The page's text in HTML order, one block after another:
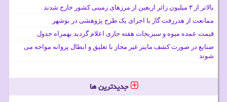
بالاتر از ۳ میلیون زائر اربعین از مرزهای زمینی کشور خارج شدند
ممانعت از هدررفت گاز با اجرای یک طرح پژوهشی در بوشهر
قیمت عمده میوه و سبزیجات هفته جاری اعلام گردید بهمراه جدول
صنایع در صورت کشف ماینر غیر مجاز با تعلیق و ابطال پروانه مواجه می
شوند
جدیدترین ها